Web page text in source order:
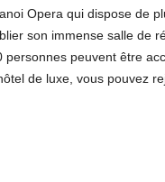
Opera qui dispose de
son immense salle de
peuvent être
de luxe, vous pouvez